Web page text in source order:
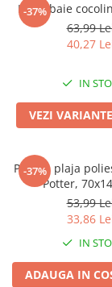
-37%
Halat baie
63,99
40,27
IN
VEZI VARIANTE
-37%
Prosop plaja
Potter,
53,99
33,86
IN
ADAUGA IN